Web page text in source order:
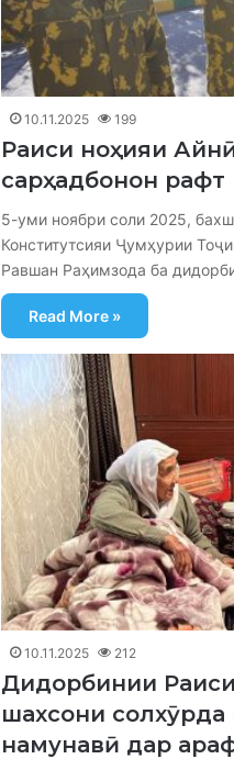
10.11.2025 199
Раиси ноҳияи
сарҳадбонон рафт
5-уми ноябри соли 2025,
Конститутсияи Ҷумҳурии
Равшан Раҳимзода ба
Read More »
10.11.2025 212
Дидорбинии
шахсони
намунавӣ дар